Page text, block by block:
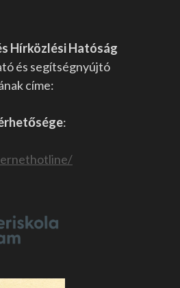
Hírközlési Hatóság
és segítségnyújtó
címe:
: